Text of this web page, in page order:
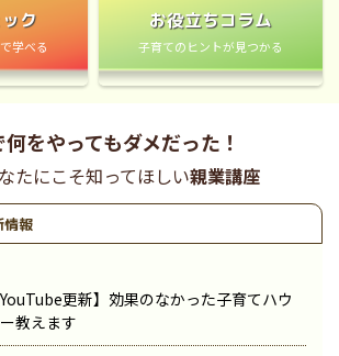
ク
学べる
お役立ちコラム
子育てのヒントが見つかる
をやってもダメだった！
たにこそ知ってほしい親業講座
情報
YouTube更新】効果のなかった子育てハウ
教えます